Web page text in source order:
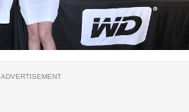
ADVERTISEMENT